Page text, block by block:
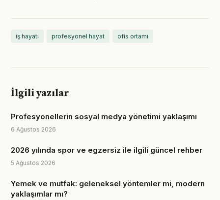
iş hayatı profesyonel hayat ofis ortamı
İlgili yazılar
Profesyonellerin sosyal medya yönetimi yaklaşımı
6 Ağustos 2026
2026 yılında spor ve egzersiz ile ilgili güncel rehber
5 Ağustos 2026
Yemek ve mutfak: geleneksel yöntemler mi, modern
yaklaşımlar mı?